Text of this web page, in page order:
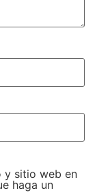
y sitio web en
haga un